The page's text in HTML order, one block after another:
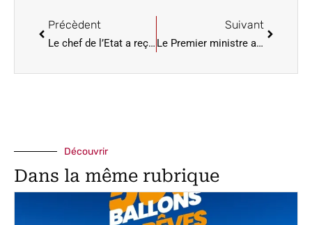
Précèdent
Le chef de l’Etat a reçu en audience le president de l’Assemblée du Viêtnam
Suivant
Le Premier ministre appelle à intégrer l’équité sociale dans les politiques de développement durable
Découvrir
Dans la même rubrique